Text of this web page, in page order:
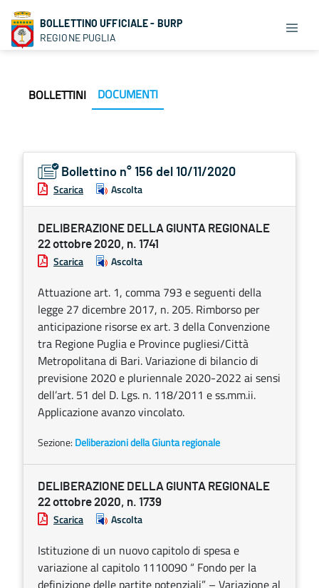
BOLLETTINO UFFICIALE - BURP
REGIONE PUGLIA
BOLLETTINI DOCUMENTI
Bollettino n° 156 del 10/11/2020
Scarica Ascolta
DELIBERAZIONE DELLA GIUNTA REGIONALE
22 ottobre 2020, n. 1741
Scarica Ascolta
Attuazione art. 1, comma 793 e seguenti della
legge 27 dicembre 2017, n. 205. Rimborso per
anticipazione risorse ex art. 3 della Convenzione
tra Regione Puglia e Province pugliesi/Città
Metropolitana di Bari. Variazione di bilancio di
previsione 2020 e pluriennale 2020-2022 ai sensi
dell’art. 51 del D. Lgs. n. 118/2011 e ss.mm.ii.
Applicazione avanzo vincolato.
Sezione: Deliberazioni della Giunta regionale
DELIBERAZIONE DELLA GIUNTA REGIONALE
22 ottobre 2020, n. 1739
Scarica Ascolta
Istituzione di un nuovo capitolo di spesa e
variazione al capitolo 1110090 “ Fondo per la
definizione delle partite potenziali” – Variazione al